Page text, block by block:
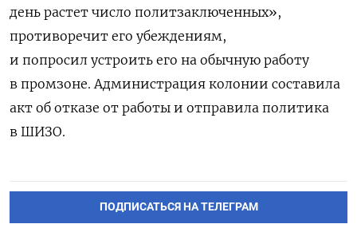
день растет число политзаключенных»,
противоречит его убеждениям,
и попросил устроить его на обычную работу
в промзоне. Администрация колонии составила
акт об отказе от работы и отправила политика
в ШИЗО.
ПОДПИСАТЬСЯ НА ТЕЛЕГРАМ